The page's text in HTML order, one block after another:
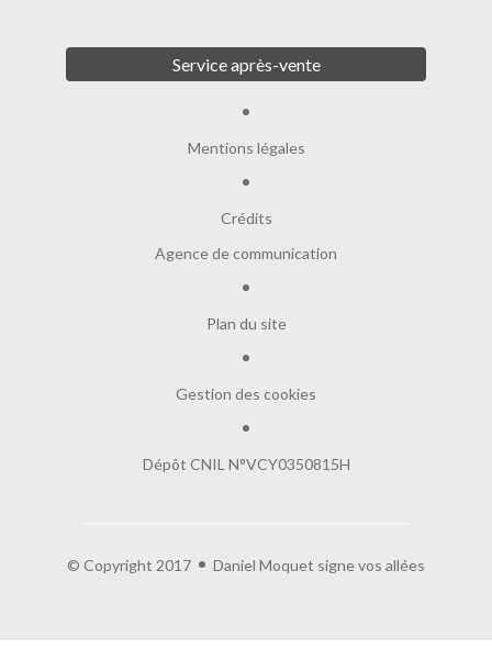
Service après-vente
Mentions légales
Crédits
Agence de communication
Plan du site
Gestion des cookies
Dépôt CNIL N°VCY0350815H
© Copyright 2017 Daniel Moquet signe vos allées
On a attendu d'être sûrs que le contenu de
Lire la politique de confidentialité